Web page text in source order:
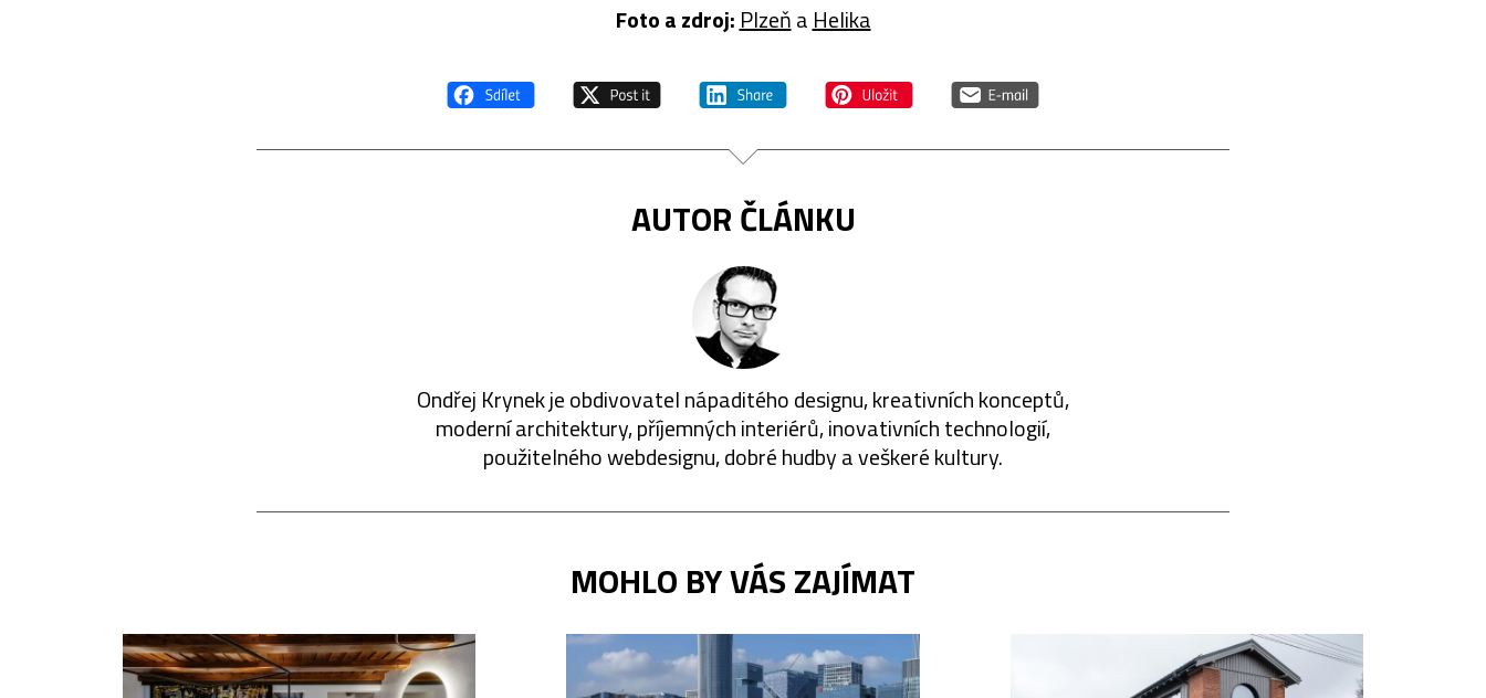
Foto a zdroj: Plzeňa Helika
AUTOR ČLÁNKU
Ondřej Krynek je obdivovatel nápaditého designu, kreativních konceptů,
moderní architektury, příjemných interiérů, inovativních technologií,
použitelného webdesignu, dobré hudby a veškeré kultury.
MOHLO BY VÁS ZAJÍMAT